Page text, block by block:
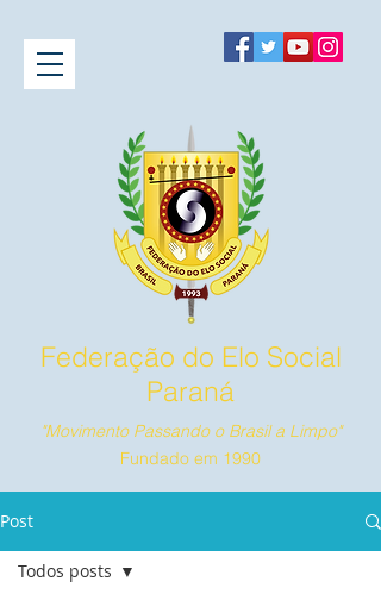
Federação do Elo Social
Paraná
"Movimento Passando o Brasil a Limpo"
Fundado em 1990
Post
Todos posts